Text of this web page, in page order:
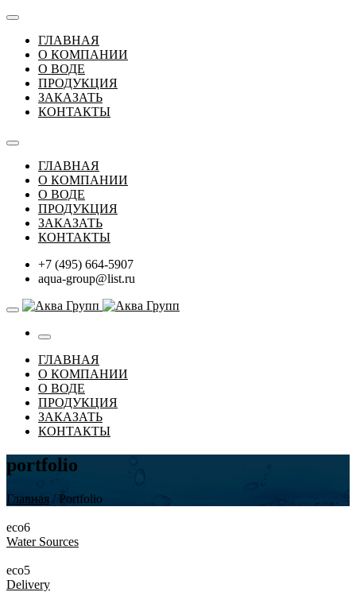
ГЛАВНАЯ
О КОМПАНИИ
О ВОДЕ
ПРОДУКЦИЯ
ЗАКАЗАТЬ
КОНТАКТЫ
ГЛАВНАЯ
О КОМПАНИИ
О ВОДЕ
ПРОДУКЦИЯ
ЗАКАЗАТЬ
КОНТАКТЫ
+7 (495) 664-5907
aqua-group@list.ru
ГЛАВНАЯ
О КОМПАНИИ
О ВОДЕ
ПРОДУКЦИЯ
ЗАКАЗАТЬ
КОНТАКТЫ
portfolio
Главная / Portfolio
eco6
Water Sources
eco5
Delivery